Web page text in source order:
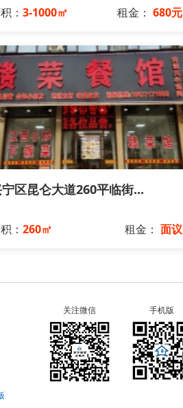
：3-1000㎡ 租金： 680元
区昆仑大道260平临街...
：260㎡ 租金： 面议
关注微信 手机版